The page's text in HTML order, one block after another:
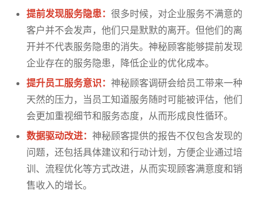
提前发现服务隐患：很多时候，对企业服务不满意的
客户并不会发声，他们只是默默的离开。但他们的离
开并不代表服务隐患的消失。神秘顾客能够提前发现
企业存在的服务隐患，降低企业的优化成本。
提升员工服务意识：神秘顾客调研会给员工带来一种
天然的压力，当员工知道服务随时可能被评估，他们
会更加重视细节和服务态度，从而形成良性循环。
数据驱动改进：神秘顾客提供的报告不仅包含发现的
问题，还包括具体建议和行动计划，方便企业通过培
训、流程优化等方式改进，从而实现顾客满意度和销
售收入的增长。